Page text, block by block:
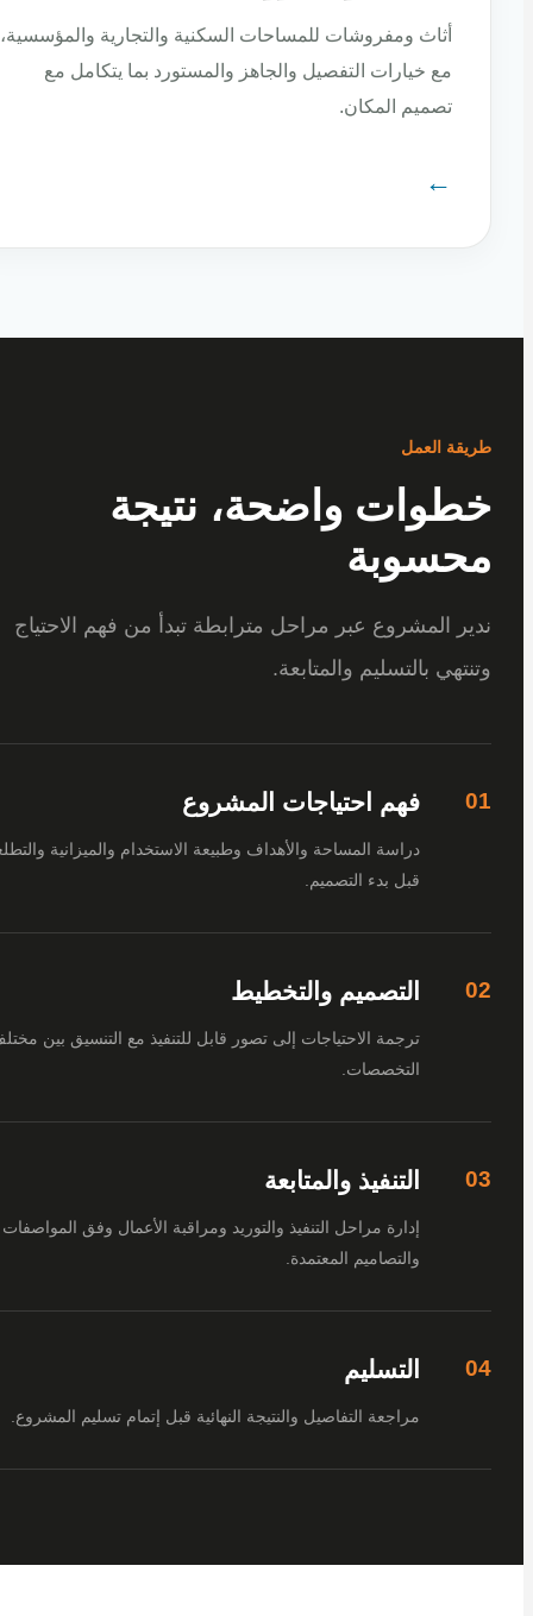
أثاث ومفروشات للمساحات السكنية والتجارية والمؤسسية،
مع خيارات التفصيل والجاهز والمستورد بما يتكامل مع
تصميم المكان.
العمل
واضحة، نتيجة
المشروع عبر مراحل مترابطة تبدأ من فهم الاحتياج
بالتسليم والمتابعة.
فهم احتياجات المشروع
دراسة المساحة والأهداف وطبيعة الاستخدام والميزانية والتطلعات
قبل بدء التصميم.
التصميم والتخطيط
ترجمة الاحتياجات إلى تصور قابل للتنفيذ مع التنسيق بين مختلف
التخصصات.
التنفيذ والمتابعة
إدارة مراحل التنفيذ والتوريد ومراقبة الأعمال وفق المواصفات
والتصاميم المعتمدة.
التسليم
مراجعة التفاصيل والنتيجة النهائية قبل إتمام تسليم المشروع.